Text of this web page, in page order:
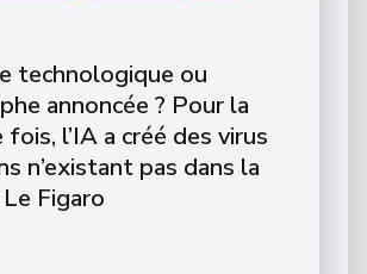
technologique ou
annoncée ? Pour la
fois, l’IA a créé des virus
n’existant pas dans la
Figaro